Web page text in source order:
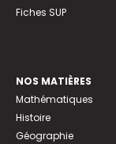
Fiches SUP
NOS MATIÈRES
Mathématiques
Histoire
Géographie